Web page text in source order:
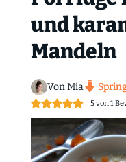
und
Mandeln
Von Mia
5von 1